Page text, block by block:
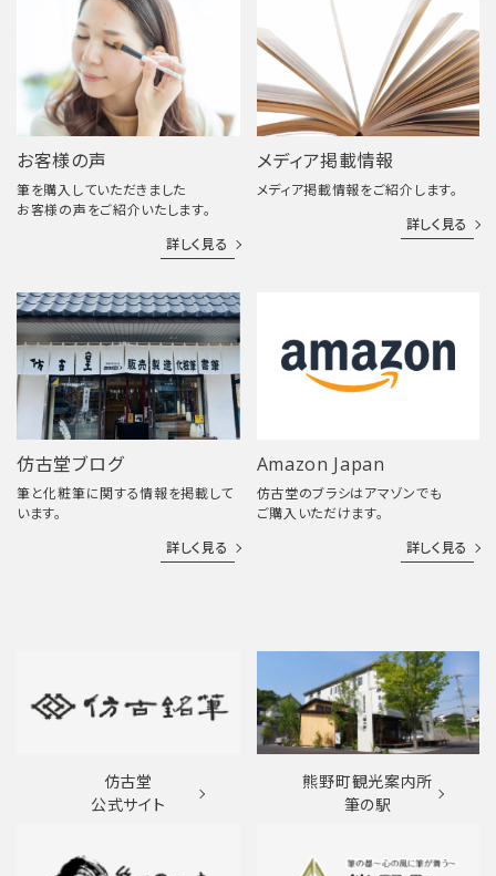
お客様の声
筆を購入していただきました
お客様の声をご紹介いたします。
詳しく見る
メディア掲載情報
メディア掲載情報をご紹介します。
詳しく見る
仿古堂ブログ
筆と化粧筆に関する情報を掲載して
います。
詳しく見る
Amazon Japan
仿古堂のブラシはアマゾンでも
ご購入いただけます。
詳しく見る
仿古堂
公式サイト
熊野町観光案内所
筆の駅